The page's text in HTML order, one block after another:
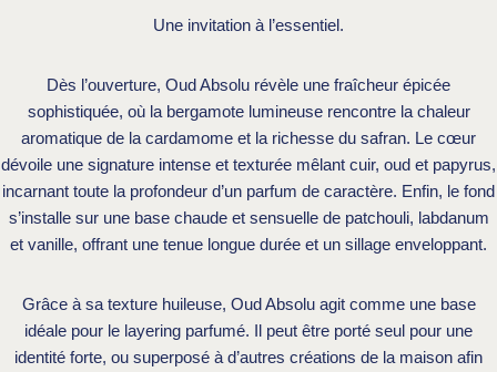
Une invitation à l’essentiel.
Dès l’ouverture, Oud Absolu révèle une fraîcheur épicée
sophistiquée, où la bergamote lumineuse rencontre la chaleur
aromatique de la cardamome et la richesse du safran. Le cœur
dévoile une signature intense et texturée mêlant cuir, oud et papyrus,
incarnant toute la profondeur d’un parfum de caractère. Enfin, le fond
s’installe sur une base chaude et sensuelle de patchouli, labdanum
et vanille, offrant une tenue longue durée et un sillage enveloppant.
Grâce à sa texture huileuse, Oud Absolu agit comme une base
idéale pour le layering parfumé. Il peut être porté seul pour une
identité forte, ou superposé à d’autres créations de la maison afin